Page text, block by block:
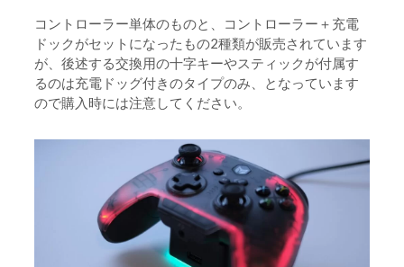
コントローラー単体のものと、コントローラー＋充電
ドックがセットになったもの2種類が販売されています
が、後述する交換用の十字キーやスティックが付属す
るのは充電ドッグ付きのタイプのみ、となっています
ので購入時には注意してください。